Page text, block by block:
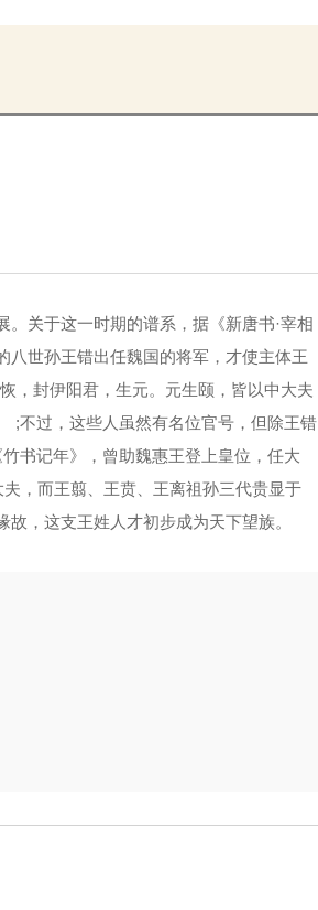
关于这一时期的谱系，据《新唐书·宰相
八世孙王错出任魏国的将军，才使主体王
，封伊阳君，生元。元生颐，皆以中大夫
;不过，这些人虽然有名位官号，但除王错
书记年》，曾助魏惠王登上皇位，任大
，而王翦、王贲、王离祖孙三代贵显于
，这支王姓人才初步成为天下望族。